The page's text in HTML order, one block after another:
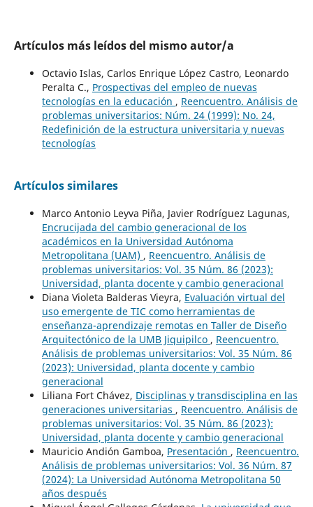
Artículos más leídos del mismo autor/a
Octavio Islas, Carlos Enrique López Castro, Leonardo
Peralta C., Prospectivas del empleo de nuevas
tecnologías en la educación , Reencuentro. Análisis de
problemas universitarios: Núm. 24 (1999): No. 24,
Redefinición de la estructura universitaria y nuevas
tecnologías
Artículos similares
Marco Antonio Leyva Piña, Javier Rodríguez Lagunas,
Encrucijada del cambio generacional de los
académicos en la Universidad Autónoma
Metropolitana (UAM) , Reencuentro. Análisis de
problemas universitarios: Vol. 35 Núm. 86 (2023):
Universidad, planta docente y cambio generacional
Diana Violeta Balderas Vieyra, Evaluación virtual del
uso emergente de TIC como herramientas de
enseñanza-aprendizaje remotas en Taller de Diseño
Arquitectónico de la UMB Jiquipilco , Reencuentro.
Análisis de problemas universitarios: Vol. 35 Núm. 86
(2023): Universidad, planta docente y cambio
generacional
Liliana Fort Chávez, Disciplinas y transdisciplina en las
generaciones universitarias , Reencuentro. Análisis de
problemas universitarios: Vol. 35 Núm. 86 (2023):
Universidad, planta docente y cambio generacional
Mauricio Andión Gamboa, Presentación , Reencuentro.
Análisis de problemas universitarios: Vol. 36 Núm. 87
(2024): La Universidad Autónoma Metropolitana 50
años después